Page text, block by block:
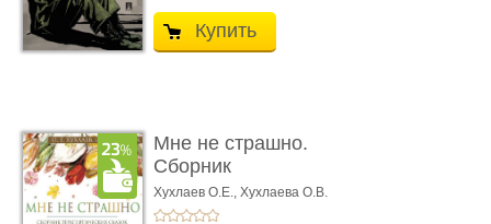
Купить
Мне не страшно.
Сборник
терапевтических
сказо� ...
Хухлаев О.Е., Хухлаева О.В.